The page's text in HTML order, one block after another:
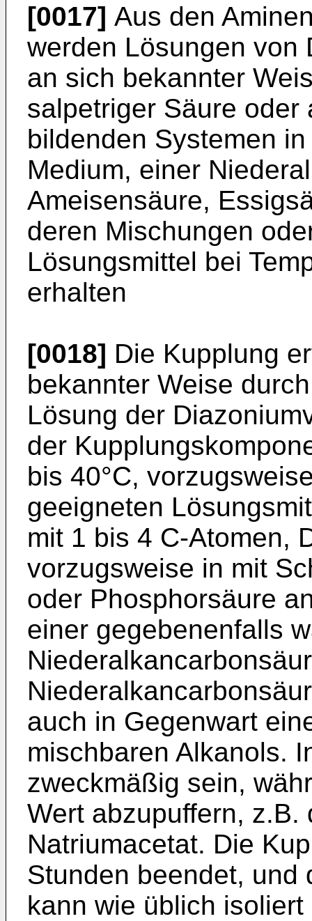
[0017] Aus den
werden Lösungen von
an sich bekannter
salpetriger Säure oder
bildenden Systemen
Medium, einer
Ameisensäure,
deren Mischungen
Lösungsmittel bei
erhalten
[0018] Die Kupplung
bekannter Weise
Lösung der
der
bis 40°C,
geeigneten
mit 1 bis 4 C-Atomen,
vorzugsweise in mit
oder Phosphorsäure
einer gegebenenfalls
auch in Gegenwart
mischbaren Alkanols.
zweckmäßig sein,
Wert abzupuffern, z.B.
Natriumacetat. Die
Stunden beendet, und
kann wie üblich